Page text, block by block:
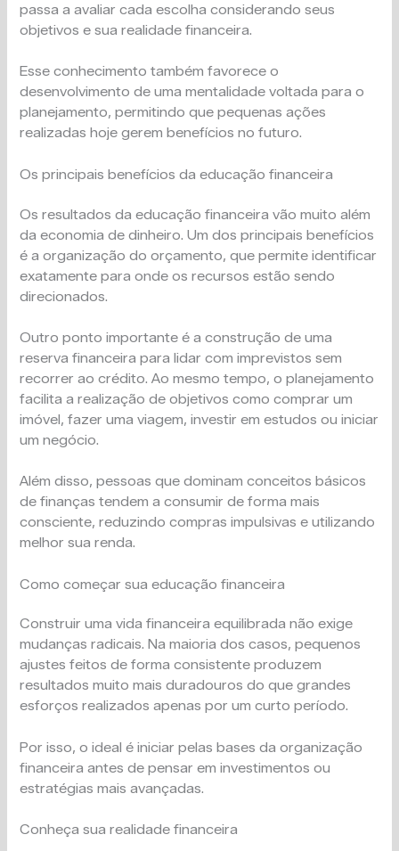
passa a avaliar cada escolha considerando seus
objetivos e sua realidade financeira.
Esse conhecimento também favorece o
desenvolvimento de uma mentalidade voltada para o
planejamento, permitindo que pequenas ações
realizadas hoje gerem benefícios no futuro.
Os principais benefícios da educação financeira
Os resultados da educação financeira vão muito além
da economia de dinheiro. Um dos principais benefícios
é a organização do orçamento, que permite identificar
exatamente para onde os recursos estão sendo
direcionados.
Outro ponto importante é a construção de uma
reserva financeira para lidar com imprevistos sem
recorrer ao crédito. Ao mesmo tempo, o planejamento
facilita a realização de objetivos como comprar um
imóvel, fazer uma viagem, investir em estudos ou iniciar
um negócio.
Além disso, pessoas que dominam conceitos básicos
de finanças tendem a consumir de forma mais
consciente, reduzindo compras impulsivas e utilizando
melhor sua renda.
Como começar sua educação financeira
Construir uma vida financeira equilibrada não exige
mudanças radicais. Na maioria dos casos, pequenos
ajustes feitos de forma consistente produzem
resultados muito mais duradouros do que grandes
esforços realizados apenas por um curto período.
Por isso, o ideal é iniciar pelas bases da organização
financeira antes de pensar em investimentos ou
estratégias mais avançadas.
Conheça sua realidade financeira